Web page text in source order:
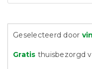
Geselecteerd door
Gratis thuisbezorgd